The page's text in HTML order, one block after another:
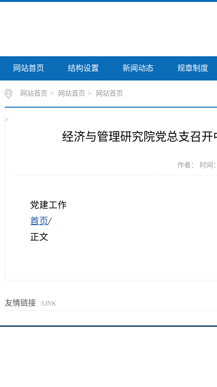
网站首页 结构设置 新闻动态 规章制度
网站首页 > 网站首页 > 网站首页
>
经济与管理研究院党总支召
作者： 时间
党建工作
首页/
正文
友情链接 /LINK